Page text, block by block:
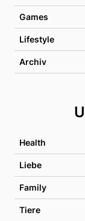
Games
Lifestyle
Archiv
Health
Liebe
Family
Tiere